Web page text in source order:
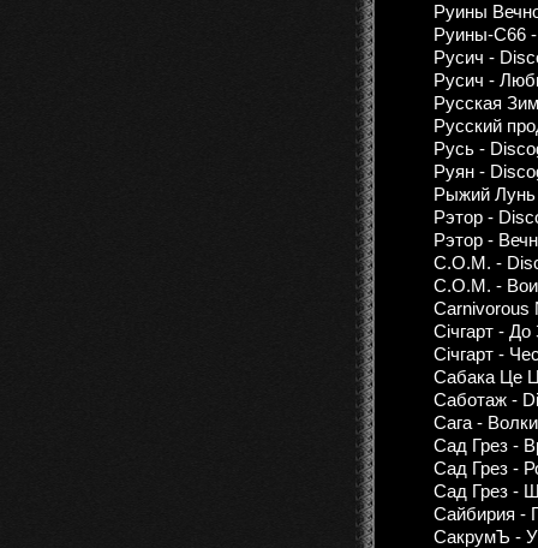
Руины
Руины-C66
Русич -
Русич -
Русская
Русский
Русь -
Руян -
Рыжий Лунь
Рэтор -
Рэтор -
С.О.М. -
С.О.М. -
Сarnivorous
Січгарт - До
Січгарт -
Сабака Це
Саботаж -
Сага -
Сад Грез -
Сад Грез -
Сад Грез -
Сайбирия -
СакрумЪ -